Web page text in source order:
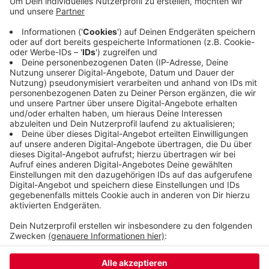
Konzernergebnis ist auf über 100 Millionen Euro
gestiegen. Im August vergangenen Jahres sind die
Barmenia aus Wuppertal und die Gothaer
fusioniert. Damit gehört das Unternehmen zu den
zehn größten Versicherungskonzernen in
Deutschland.
Veröffentlicht:Mittwoch, 11.02.2026 12:12
Anzeige
Anzeige